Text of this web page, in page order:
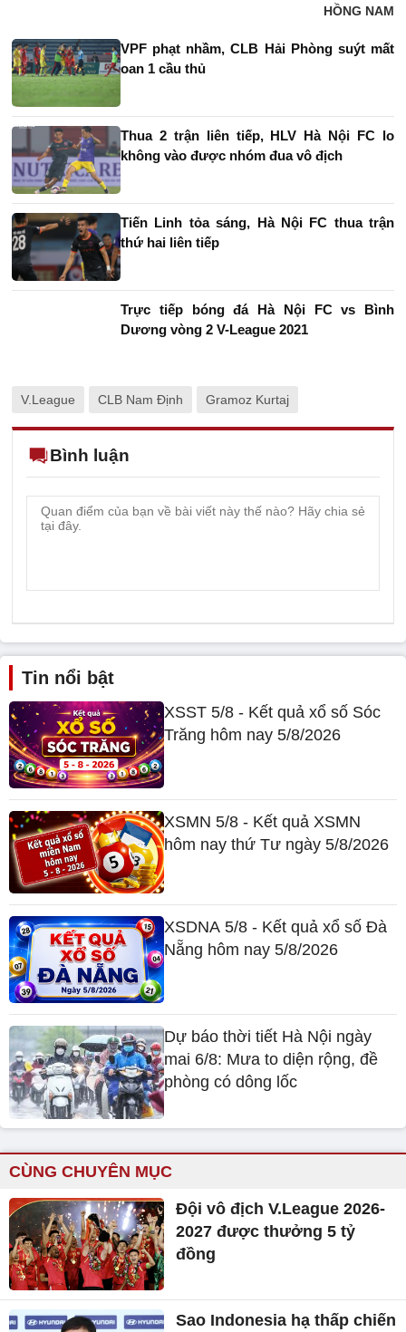
HỒNG NAM
VPF phạt nhầm, CLB Hải Phòng suýt mất
oan 1 cầu thủ
Thua 2 trận liên tiếp, HLV Hà Nội FC lo
không vào được nhóm đua vô địch
Tiến Linh tỏa sáng, Hà Nội FC thua trận
thứ hai liên tiếp
Trực tiếp bóng đá Hà Nội FC vs Bình
Dương vòng 2 V-League 2021
V.League CLB Nam Định Gramoz Kurtaj
Bình luận
Tin nổi bật
XSST 5/8 - Kết quả xổ số Sóc
Trăng hôm nay 5/8/2026
XSMN 5/8 - Kết quả XSMN
hôm nay thứ Tư ngày 5/8/2026
XSDNA 5/8 - Kết quả xổ số Đà
Nẵng hôm nay 5/8/2026
Dự báo thời tiết Hà Nội ngày
mai 6/8: Mưa to diện rộng, đề
phòng có dông lốc
CÙNG CHUYÊN MỤC
Đội vô địch V.League 2026-
2027 được thưởng 5 tỷ
đồng
Sao Indonesia hạ thấp chiến